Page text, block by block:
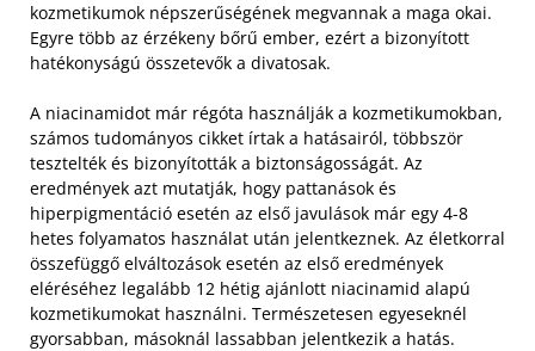
kozmetikumok népszerűségének megvannak a maga okai.
Egyre több az érzékeny bőrű ember, ezért a bizonyított
hatékonyságú összetevők a divatosak.
A niacinamidot már régóta használják a kozmetikumokban,
számos tudományos cikket írtak a hatásairól, többször
tesztelték és bizonyították a biztonságosságát. Az
eredmények azt mutatják, hogy pattanások és
hiperpigmentáció esetén az első javulások már egy 4-8
hetes folyamatos használat után jelentkeznek. Az életkorral
összefüggő elváltozások esetén az első eredmények
eléréséhez legalább 12 hétig ajánlott niacinamid alapú
kozmetikumokat használni. Természetesen egyeseknél
gyorsabban, másoknál lassabban jelentkezik a hatás.